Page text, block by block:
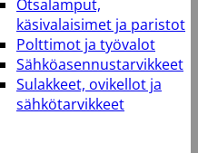
Otsalamput,
käsivalaisimet ja paristot
Polttimot ja työvalot
Sähköasennustarvikkeet
Sulakkeet, ovikellot ja
sähkötarvikkeet